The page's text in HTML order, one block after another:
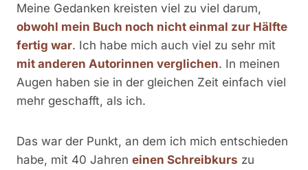
Meine Gedanken kreisten viel zu viel darum,
obwohl mein Buch noch nicht einmal zur Hälfte
fertig war. Ich habe mich auch viel zu sehr mit
mit anderen Autorinnen verglichen. In meinen
Augen haben sie in der gleichen Zeit einfach viel
mehr geschafft, als ich.
Das war der Punkt, an dem ich mich entschieden
habe, mit 40 Jahren einen Schreibkurs zu